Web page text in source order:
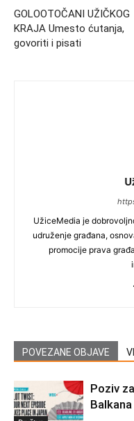
GOLOOTOČANI UŽIČKOG
KRAJA Umesto ćutanja,
govoriti i pisati
UžiceMedia je
udruženje građana,
promocije prava
POVEZANE OBJAVE
Poziv